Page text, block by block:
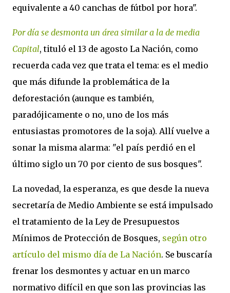
equivalente a 40 canchas de fútbol por hora".
Por día se desmonta un área similar a la de media
Capital, tituló el 13 de agosto La Nación, como
recuerda cada vez que trata el tema: es el medio
que más difunde la problemática de la
deforestación (aunque es también,
paradójicamente o no, uno de los más
entusiastas promotores de la soja). Allí vuelve a
sonar la misma alarma: "el país perdió en el
último siglo un 70 por ciento de sus bosques".
La novedad, la esperanza, es que desde la nueva
secretaría de Medio Ambiente se está impulsado
el tratamiento de la Ley de Presupuestos
Mínimos de Protección de Bosques, según otro
artículo del mismo día de La Nación. Se buscaría
frenar los desmontes y actuar en un marco
normativo difícil en que son las provincias las